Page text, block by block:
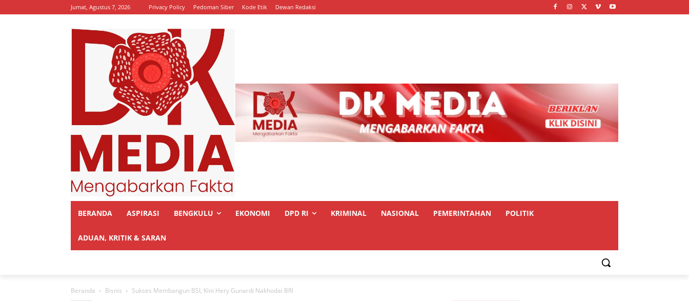
Jumat, Agustus 7, 2026 Privacy Policy Pedoman Siber Kode Etik Dewan Redaksi
BERANDA ASPIRASI BENGKULU EKONOMI DPD RI KRIMINAL NASIONAL PEMERINTAHAN POLITIK
ADUAN, KRITIK & SARAN
Beranda Bisnis Sukses Membangun BSI, Kini Hery Gunardi Nakhodai BRI